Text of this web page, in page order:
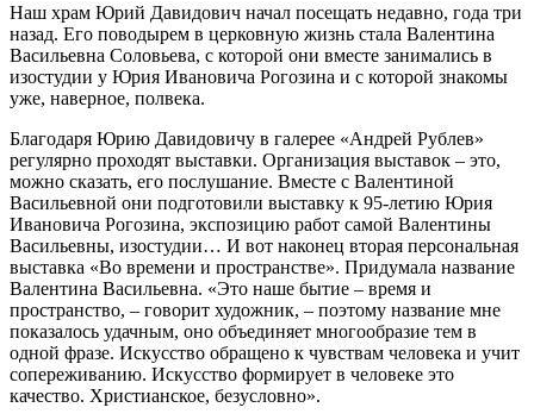
Наш храм Юрий Давидович начал посещать недавно, года три
назад. Его поводырем в церковную жизнь стала Валентина
Васильевна Соловьева, с которой они вместе занимались в
изостудии у Юрия Ивановича Рогозина и с которой знакомы
уже, наверное, полвека.
Благодаря Юрию Давидовичу в галерее «Андрей Рублев»
регулярно проходят выставки. Организация выставок – это,
можно сказать, его послушание. Вместе с Валентиной
Васильевной они подготовили выставку к 95-летию Юрия
Ивановича Рогозина, экспозицию работ самой Валентины
Васильевны, изостудии… И вот наконец вторая персональная
выставка «Во времени и пространстве». Придумала название
Валентина Васильевна. «Это наше бытие – время и
пространство, ‒ говорит художник, ‒ поэтому название мне
показалось удачным, оно объединяет многообразие тем в
одной фразе. Искусство обращено к чувствам человека и учит
сопереживанию. Искусство формирует в человеке это
качество. Христианское, безусловно».